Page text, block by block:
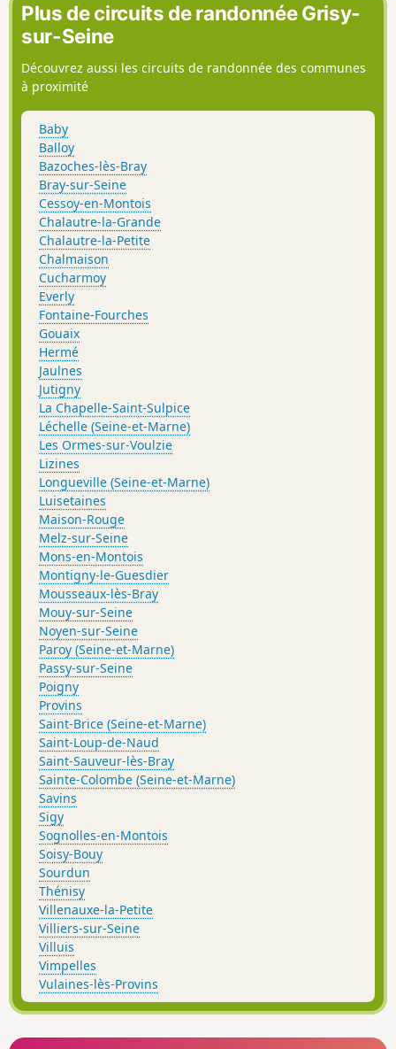
Plus de circuits de randonnée Grisy-
sur-Seine
Découvrez aussi les circuits de randonnée des communes
à proximité
Baby
Balloy
Bazoches-lès-Bray
Bray-sur-Seine
Cessoy-en-Montois
Chalautre-la-Grande
Chalautre-la-Petite
Chalmaison
Cucharmoy
Everly
Fontaine-Fourches
Gouaix
Hermé
Jaulnes
Jutigny
La Chapelle-Saint-Sulpice
Léchelle (Seine-et-Marne)
Les Ormes-sur-Voulzie
Lizines
Longueville (Seine-et-Marne)
Luisetaines
Maison-Rouge
Melz-sur-Seine
Mons-en-Montois
Montigny-le-Guesdier
Mousseaux-lès-Bray
Mouy-sur-Seine
Noyen-sur-Seine
Paroy (Seine-et-Marne)
Passy-sur-Seine
Poigny
Provins
Saint-Brice (Seine-et-Marne)
Saint-Loup-de-Naud
Saint-Sauveur-lès-Bray
Sainte-Colombe (Seine-et-Marne)
Savins
Sigy
Sognolles-en-Montois
Soisy-Bouy
Sourdun
Thénisy
Villenauxe-la-Petite
Villiers-sur-Seine
Villuis
Vimpelles
Vulaines-lès-Provins